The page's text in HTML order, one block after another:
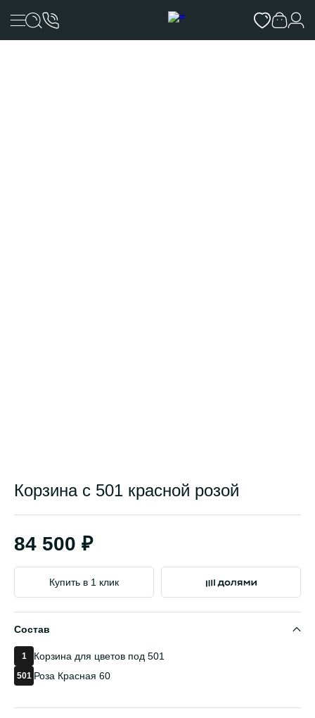
Корзина с 501 красной розой
84 500 ₽
Купить в 1 клик
Состав
1 Корзина для цветов под 501
501 Роза Красная 60